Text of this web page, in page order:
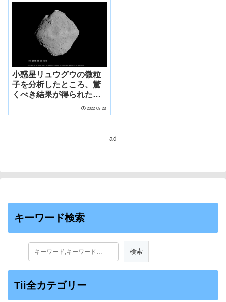
小惑星リュウグウの微粒
子を分析したところ、驚
くべき結果が得られた
(Analysis of particles of
the asteroid Ryugu
2022-09-23
ad
キーワード検索
Tii全カテゴリー